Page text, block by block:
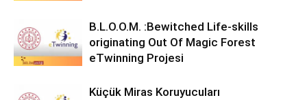
B.L.O.O.M. :Bewitched Life-skills
originating Out Of Magic Forest
eTwinning Projesi
Küçük Miras Koruyucuları